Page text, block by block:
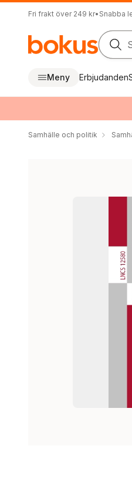
Fri frakt över 249 kr• Snabba
Meny Erbjudanden
Samhälle och politik